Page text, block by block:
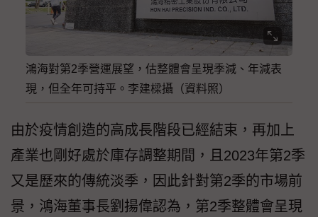
鴻海對第2季營運展望，估整體會呈現季減、年減表
現，但全年可持平。李建樑攝（資料照）
由於疫情創造的高成長階段已經結束，再加上
產業也剛好處於庫存調整期間，且2023年第2季
又是歷來的傳統淡季，因此針對第2季的市場前
景，鴻海董事長劉揚偉認為，第2季整體會呈現